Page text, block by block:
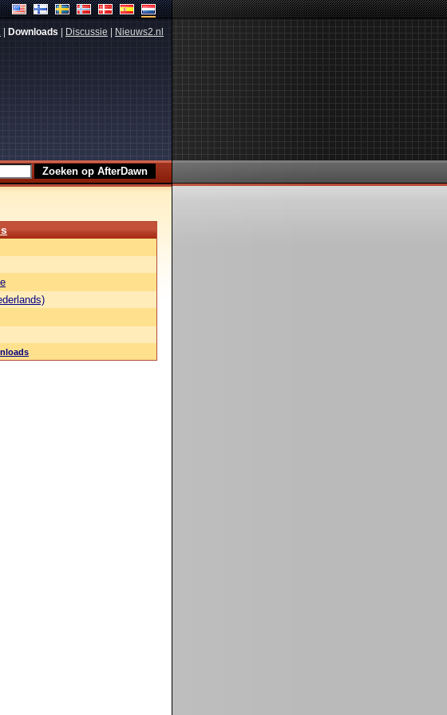
Downloads Discussie Nieuws2.nl